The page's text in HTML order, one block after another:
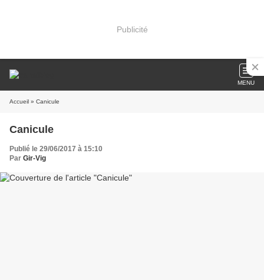
Publicité
MENU
Accueil » Canicule
Canicule
Publié le 29/06/2017 à 15:10
Par Gir-Vig